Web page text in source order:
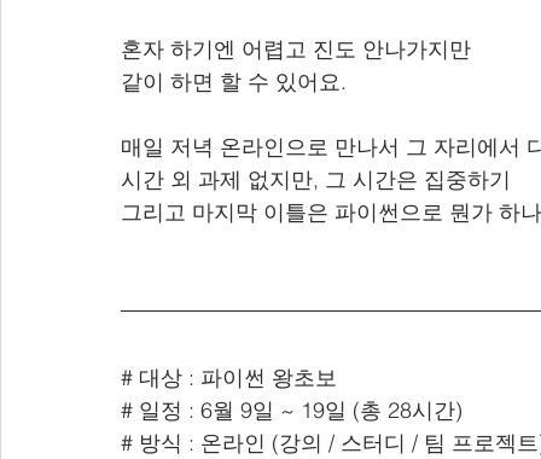
혼자 하기엔 어렵고 진도 안나가지만
같이 하면 할 수 있어요.
매일 저녁 온라인으로 만나서 그 자리에서
시간 외 과제 없지만, 그 시간은 집중하기
그리고 마지막 이틀은 파이썬으로 뭔가 하
# 대상 : 파이썬 왕초보
# 일정 : 6월 9일 ~ 19일 (총 28시간)
# 방식 : 온라인 (강의 / 스터디 / 팀 프로젝